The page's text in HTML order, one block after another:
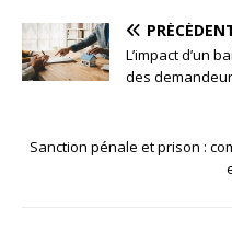
L’impact d’un
des
Sanction pénale et prison :